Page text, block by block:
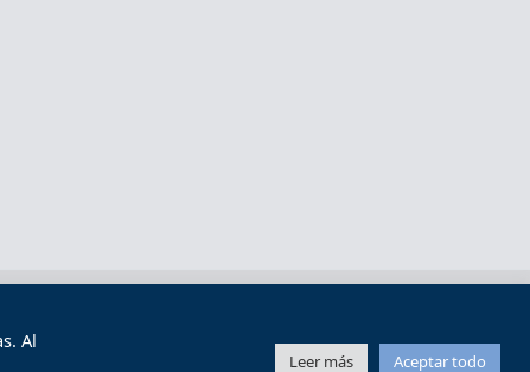
Al
Leer más Aceptar todo